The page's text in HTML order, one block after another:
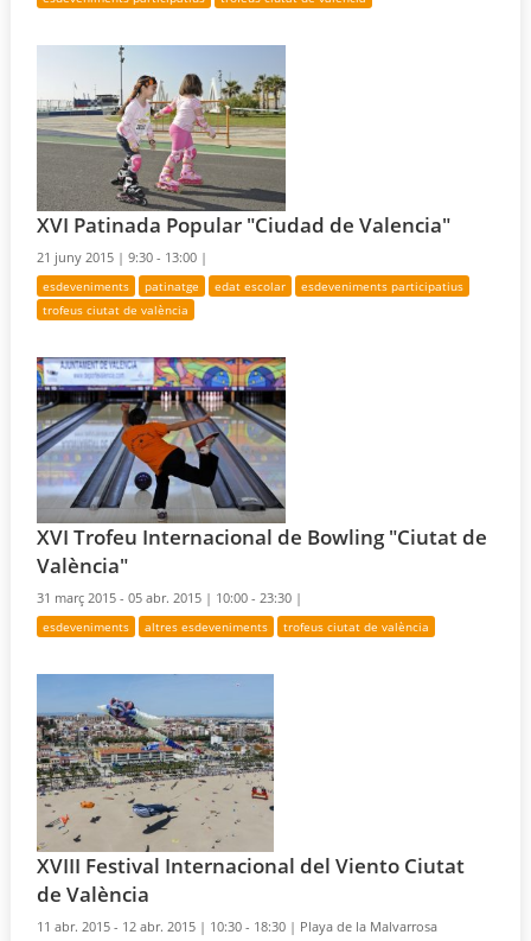
XVI Patinada Popular "Ciudad de Valencia"
21 juny 2015 |9:30 - 13:00 |
esdeveniments patinatge edat escolar
esdeveniments participatius
trofeus ciutat de valència
XVI Trofeu Internacional de Bowling "Ciutat de
València"
31 març 2015 - 05 abr. 2015 | 10:00 - 23:30 |
esdeveniments altres esdeveniments trofeus ciutat de valència
XVIII Festival Internacional del Viento Ciutat
de València
11 abr. 2015 - 12 abr. 2015 | 10:30 - 18:30 | Playa de la Malvarrosa